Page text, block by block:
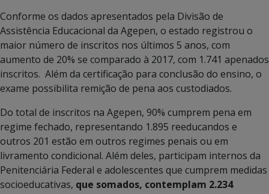
Conforme os dados apresentados pela Divisão de
Assistência Educacional da Agepen, o estado registrou o
maior número de inscritos nos últimos 5 anos, com
aumento de 20% se comparado à 2017, com 1.741 apenados
inscritos. Além da certificação para conclusão do ensino, o
exame possibilita remição de pena aos custodiados.
Do total de inscritos na Agepen, 90% cumprem pena em
regime fechado, representando 1.895 reeducandos e
outros 201 estão em outros regimes penais ou em
livramento condicional. Além deles, participam internos da
Penitenciária Federal e adolescentes que cumprem medidas
socioeducativas, que somados, contemplam 2.234